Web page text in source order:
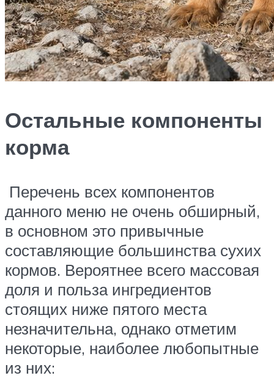
Остальные компоненты
корма
Перечень всех компонентов
данного меню не очень обширный,
в основном это привычные
составляющие большинства сухих
кормов. Вероятнее всего массовая
доля и польза ингредиентов
стоящих ниже пятого места
незначительна, однако отметим
некоторые, наиболее любопытные
из них: